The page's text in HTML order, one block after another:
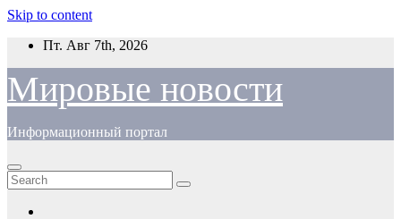
Skip to content
Пт. Авг 7th, 2026
Мировые новости
Информационный портал